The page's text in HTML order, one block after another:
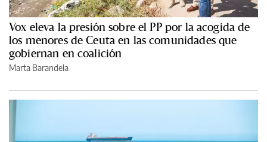
Vox eleva la presión sobre el PP por la acogida de
los menores de Ceuta en las comunidades que
gobiernan en coalición
Marta Barandela